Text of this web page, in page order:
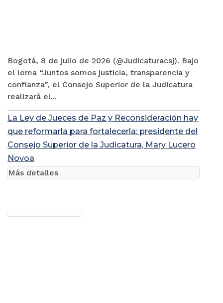
Bogotá, 8 de julio de 2026 (@Judicaturacsj). Bajo
el lema “Juntos somos justicia, transparencia y
confianza”, el Consejo Superior de la Judicatura
realizará el...
La Ley de Jueces de Paz y Reconsideración hay
que reformarla para fortalecerla: presidente del
Consejo Superior de la Judicatura, Mary Lucero
Novoa
Más detalles